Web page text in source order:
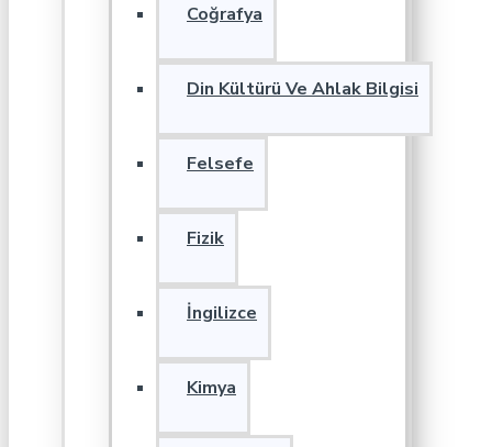
Coğrafya
Din Kültürü Ve Ahlak Bilgisi
Felsefe
Fizik
İngilizce
Kimya